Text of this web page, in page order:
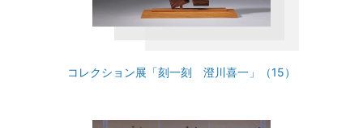
コレクション展「刻一刻 澄川喜一」（15）